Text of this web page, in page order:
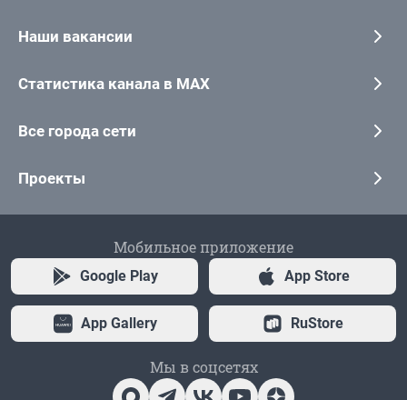
Наши вакансии
Статистика канала в MAX
Все города сети
Проекты
Мобильное приложение
Google Play App Store
App Gallery RuStore
Мы в соцсетях